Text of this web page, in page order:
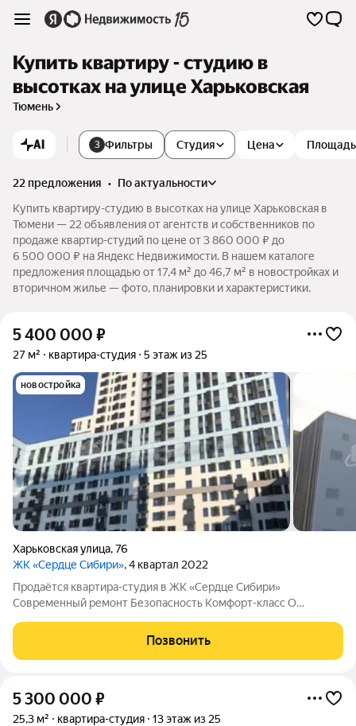
Купить квартиру - студию в
высотках на улице Харьковская
Тюмень
AI 3 Фильтры Студия Цена Площадь
22 предложения •
по актуальности
Купить квартиру-студию в высотках на улице Харьковская в
Тюмени — 22 объявления от агентств и собственников по
продаже квартир-студий по цене от 3 860 000 ₽ до
6 500 000 ₽ на Яндекс Недвижимости. В нашем каталоге
предложения площадью от 17,4 м² до 46,7 м² в новостройках и
вторичном жилье — фото, планировки и характеристики.
5 400 000 ₽
27 м² квартира-студия 5 этаж из 25
новостройка
Харьковская улица,76
ЖК «Сердце Сибири», 4 квартал 2022
Продаётся квартира-студия в ЖК «Сердце Сибири»
Современный ремонт Безопасность Комфорт-класс О
электричества и отопления, установлены
Позвонить
5 300 000 ₽
25,3 м² квартира-студия 13 этаж из 25